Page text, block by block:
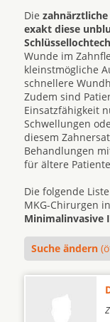
Die
exakt diese
Wunde im
kleinstmögliche
schnellere
Zudem sind
Einsatzfähigkeit
Schwellungen
diesem
Behandlungen
für ältere
Die folgende
MKG-Chirurgen
Minimalinvasive
Suche ändern